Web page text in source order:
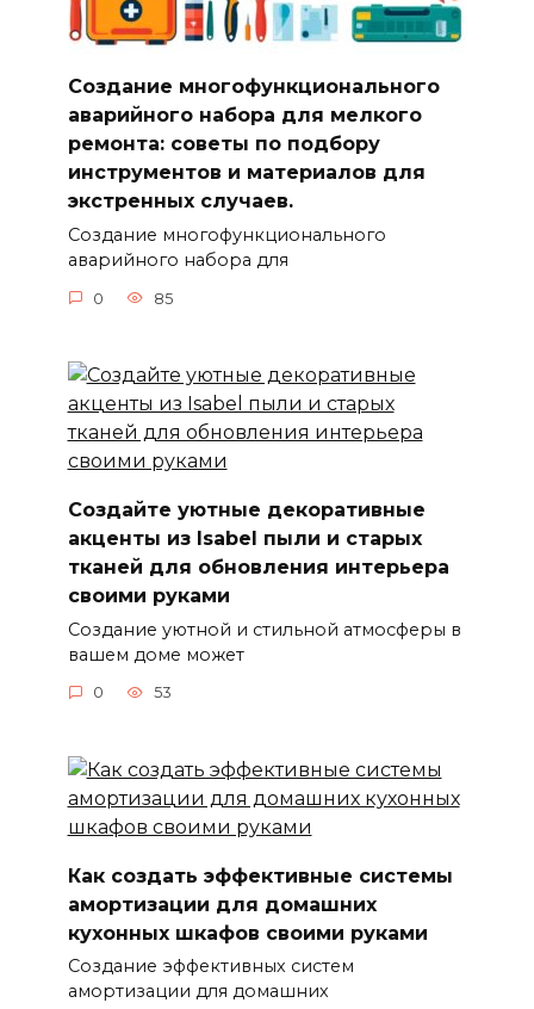
Создание многофункционального
аварийного набора для мелкого
ремонта: советы по подбору
инструментов и материалов для
экстренных случаев.
Создание многофункционального
аварийного набора для
0 85
Создайте уютные декоративные
акценты из Isabel пыли и старых
тканей для обновления интерьера
своими руками
Создание уютной и стильной атмосферы в
вашем доме может
0 53
Как создать эффективные системы
амортизации для домашних
кухонных шкафов своими руками
Создание эффективных систем
амортизации для домашних